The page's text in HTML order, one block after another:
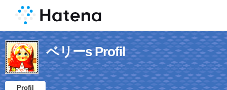
ベリーs Profil
Profil